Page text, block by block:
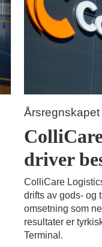
driver
ColliCare
drifts av gods- og
omsetning som
resultater er
Terminal.